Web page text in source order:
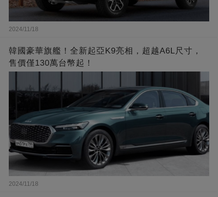
2024/11/18
韓國豪華旗艦！全新起亞K9亮相，超越A6L尺寸，
售價僅130萬台幣起！
2024/11/18